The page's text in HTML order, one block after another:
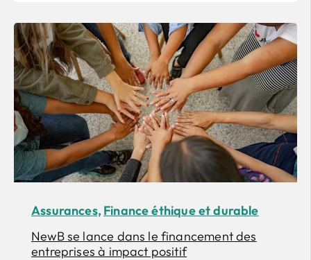
Assurances, Finance éthique et durable
NewB se lance dans le financement des
entreprises à impact positif